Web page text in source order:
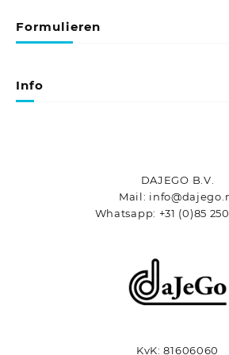
kan
gekozen
de
Formulieren
Info
DAJEGO B.V.
Mail:
Whatsapp: +31 (0)85
KvK: 81606060